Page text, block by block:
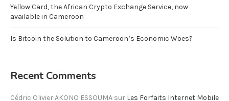
Yellow Card, the African Crypto Exchange Service, now
available in Cameroon
Is Bitcoin the Solution to Cameroon’s Economic Woes?
Recent Comments
Cédric Olivier AKONO ESSOUMA sur Les Forfaits Internet Mobile